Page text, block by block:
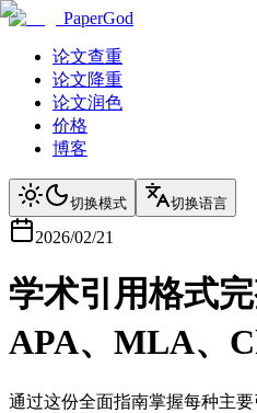
PaperGod
论文查重
论文降重
论文润色
价格
博客
切换模式 切换语言
2026/02/21
学术引用格式完
APA、MLA、
通过这份全面指南掌握每种主